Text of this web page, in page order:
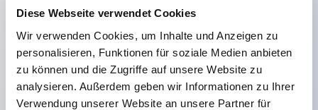
Diese Webseite verwendet Cookies
Wir verwenden Cookies, um Inhalte und Anzeigen zu
personalisieren, Funktionen für soziale Medien anbieten
zu können und die Zugriffe auf unsere Website zu
analysieren. Außerdem geben wir Informationen zu Ihrer
Verwendung unserer Website an unsere Partner für
Geeignet für ein breites Anwendungsspektrum
von der Konsumelektronik bis zum FA-Bereich
LED-Beleuchtungseinheit mit integriertem
strombegrenzendem Widerstand und Diode im
LED-Lampenkörper